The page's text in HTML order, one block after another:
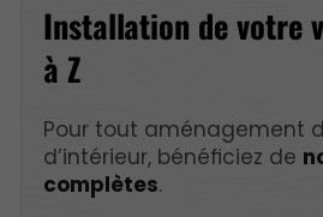
Installation de votre
à Z
Pour tout aménagement
d’intérieur, bénéficiez de
complètes.